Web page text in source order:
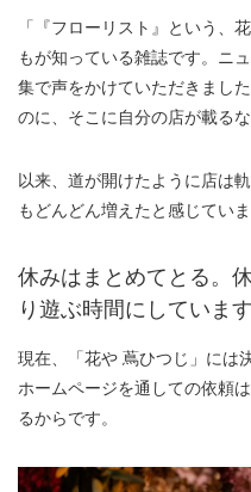
「『フローリスト』という、
もが知っている雑誌です。ニ
集で声をかけていただきまし
のに、そこに自分の店が載る
以来、道が開けたように店は
もどんどん増えたと感じていま
休みはまとめてとる。
り遊ぶ時間にしています
現在、「花や 蔦ひつじ」には
ホームページを通しての依頼
るからです。